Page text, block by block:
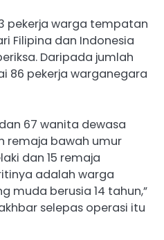
pekerja warga tempatan
Filipina dan Indonesia
Daripada jumlah
86 pekerja warganegara
67 wanita dewasa
remaja bawah umur
dan 15 remaja
adalah warga
muda berusia 14 tahun,”
selepas operasi itu